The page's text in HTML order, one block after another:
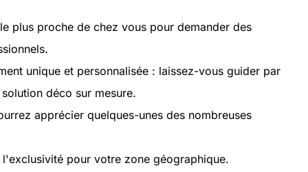
plus proche de chez vous pour demander des
unique et personnalisée : laissez-vous guider par
déco sur mesure.
apprécier quelques-unes des nombreuses
pour votre zone géographique.